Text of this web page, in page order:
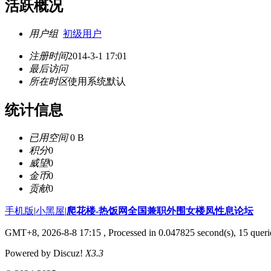
活跃概况
用户组 初级用户
注册时间2014-3-1 17:01
最后访问
所在时区使用系统默认
统计信息
已用空间0 B
积分0
威望0
金币0
贡献0
手机版|小黑屋|爬花楼-热饭网全国兼职外围女楼凤性息论坛
GMT+8, 2026-8-8 17:15 , Processed in 0.047825 second(s), 15
Powered by Discuz! X3.3